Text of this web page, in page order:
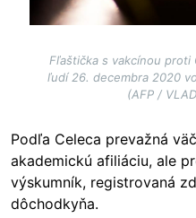
Fľaštička s vakcínou proti
ľudí 26. decembra 2020
(AFP /
Podľa Celeca prevažná
akademickú afiliáciu, ale
výskumník, registrovaná
dôchodkyňa.